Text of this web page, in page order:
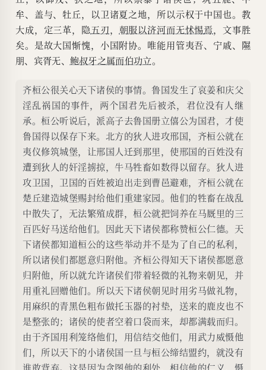
牟、盖与、牡丘，以卫诸夏之地，所以示权于中国也。教
大成，定三革，隐五刃， 朝服以济河而无怵惕焉，文事胜
矣。是故大国惭愧，小国附协。唯能用管夷吾、宁戚、隰
朋、宾胥无、 鲍叔牙之属而伯功立。
齐桓公很关心天下诸侯的事情。鲁国发生了哀姜和庆父
淫乱祸国的事件，两个国君先后被杀，君位没有人继
承。桓公听说后，派高子去鲁国册立僖公为国君，才使
鲁国得以保存下来。北方的狄人进攻邢国，齐桓公就在
夷仪修筑城堡，让邢国人迁到那里，使邢国的百姓没有
遭到狄人的奸淫掳掠，牛马牲畜如数得以留存。狄人进
攻卫国，卫国的百姓被迫出走到曹邑避难，齐桓公就在
楚丘建造城堡赐封给他们重建家园。他们的牲畜在战乱
中散失了，无法繁殖成群，桓公就把饲养在马厩里的三
百匹好马送给他们。因此天下诸侯都称赞桓公仁德。天
下诸侯都知道桓公的这些举动并不是为了自己的私利，
所以诸侯们都愿意归附他。齐桓公得知天下诸侯都愿意
归附他，所以就允许诸侯们带着轻微的礼物来朝见，并
用重礼回赠他们。所以天下诸侯朝见时用劣马做礼物，
用麻织的青黑色粗布做托玉器的衬垫，送来的鹿皮也不
是整张的；诸侯的使者空着口袋而来，却都满载而归。
由于齐国用利笼络他们，用信结交他们，用武力威慑他
们，所以天下的小诸侯国一旦与桓公缔结盟约，就没有